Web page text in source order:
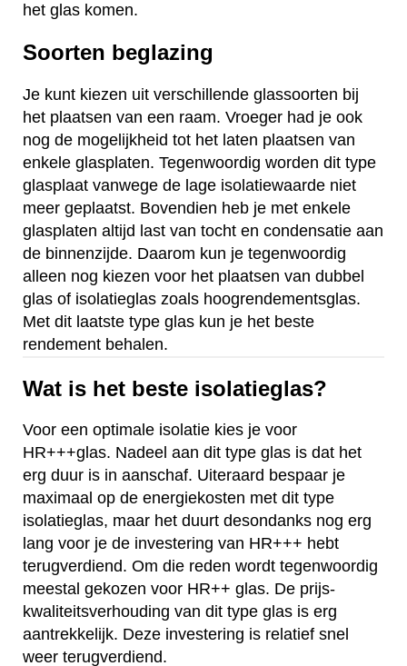
het glas komen.
Soorten beglazing
Je kunt kiezen uit verschillende glassoorten bij
het plaatsen van een raam. Vroeger had je ook
nog de mogelijkheid tot het laten plaatsen van
enkele glasplaten. Tegenwoordig worden dit type
glasplaat vanwege de lage isolatiewaarde niet
meer geplaatst. Bovendien heb je met enkele
glasplaten altijd last van tocht en condensatie aan
de binnenzijde. Daarom kun je tegenwoordig
alleen nog kiezen voor het plaatsen van dubbel
glas of isolatieglas zoals hoogrendementsglas.
Met dit laatste type glas kun je het beste
rendement behalen.
Wat is het beste isolatieglas?
Voor een optimale isolatie kies je voor
HR+++glas. Nadeel aan dit type glas is dat het
erg duur is in aanschaf. Uiteraard bespaar je
maximaal op de energiekosten met dit type
isolatieglas, maar het duurt desondanks nog erg
lang voor je de investering van HR+++ hebt
terugverdiend. Om die reden wordt tegenwoordig
meestal gekozen voor HR++ glas. De prijs-
kwaliteitsverhouding van dit type glas is erg
aantrekkelijk. Deze investering is relatief snel
weer terugverdiend.